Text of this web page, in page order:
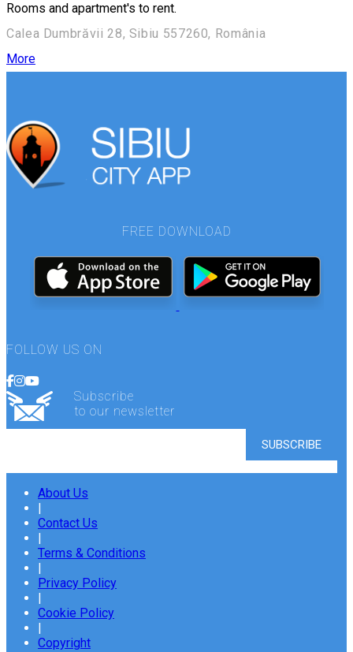
Rooms and apartment's to rent.
Calea Dumbrăvii 28, Sibiu 557260, România
More
FREE DOWNLOAD
FOLLOW US ON
Subscribe
to our newsletter
About Us
Contact Us
Terms & Conditions
Privacy Policy
Cookie Policy
Copyright